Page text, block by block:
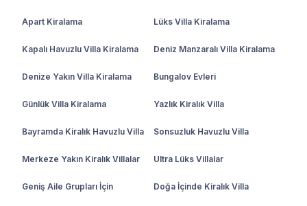
Apart Kiralama Lüks Villa Kiralama
Kapalı Havuzlu Villa Kiralama Deniz Manzaralı Villa Kiralama
Denize Yakın Villa Kiralama Bungalov Evleri
Günlük Villa Kiralama Yazlık Kiralık Villa
Bayramda Kiralık Havuzlu Villa Sonsuzluk Havuzlu Villa
Merkeze Yakın Kiralık Villalar Ultra Lüks Villalar
Geniş Aile Grupları İçin Doğa İçinde Kiralık Villa